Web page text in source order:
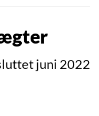
juni 2022